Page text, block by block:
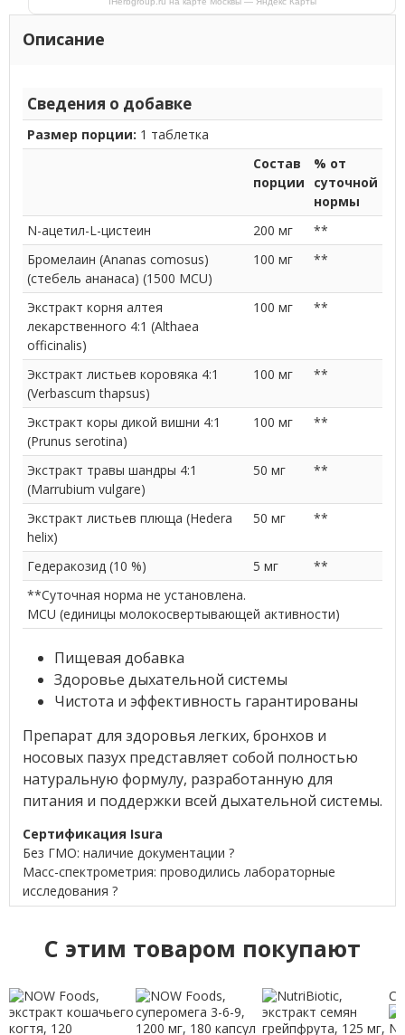
Описание
Сведения о добавке
Размер порции: 1 таблетка
Состав
порции
% от
суточной
нормы
N-ацетил-L-цистеин
200 мг
**
Бромелаин (Ananas comosus)
(стебель ананаса) (1500 MCU)
100 мг **
Экстракт корня алтея
лекарственного 4:1 (Althaea
officinalis)
100 мг **
Экстракт листьев коровяка 4:1
(Verbascum thapsus)
100 мг **
Экстракт коры дикой вишни 4:1
(Prunus serotina)
100 мг **
Экстракт травы шандры 4:1
(Marrubium vulgare)
50 мг **
Экстракт листьев плюща (Hedera
helix)
50 мг **
Гедеракозид (10 %) 5 мг
**
**Суточная норма не установлена.
MCU (единицы молокосвертывающей активности)
Пищевая добавка
Здоровье дыхательной системы
Чистота и эффективность гарантированы
Препарат для здоровья легких, бронхов и
носовых пазух представляет собой полностью
натуральную формулу, разработанную для
питания и поддержки всей дыхательной системы.
Сертификация Isura
Без ГМО: наличие документации ?
Масс-спектрометрия: проводились лабораторные
исследования ?
C этим товаром покупают